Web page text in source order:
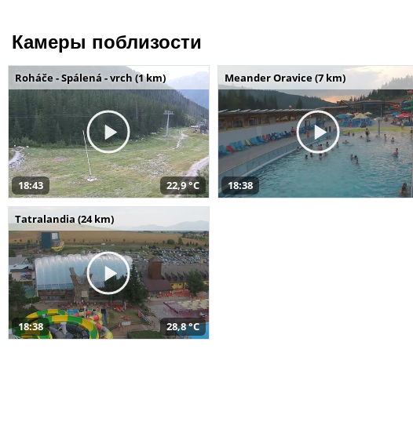
Камеры поблизости
Roháče - Spálená - vrch (1 km)
18:43 22,9 °C
Meander Oravice (7 km)
18:38
Tatralandia (24 km)
18:38 28,8 °C